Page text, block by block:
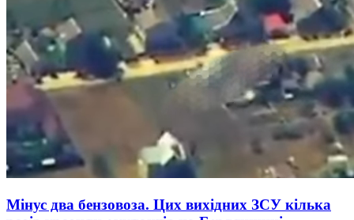
Мінус два бензовоза. Цих вихідних ЗСУ кілька